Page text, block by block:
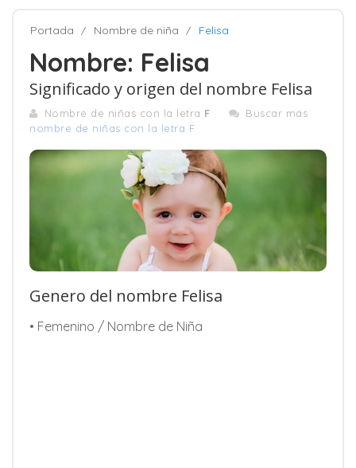
Portada Nombre de niña Felisa
Nombre: Felisa
Significado y origen del nombre Felisa
Nombre de niñas con la letra F
Buscar más
nombre de niñas con la letra F
Genero del nombre Felisa
• Femenino / Nombre de Niña